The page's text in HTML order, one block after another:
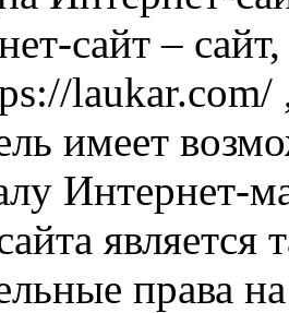
сайт –
laukar.com/
имеет
Интернет-
права